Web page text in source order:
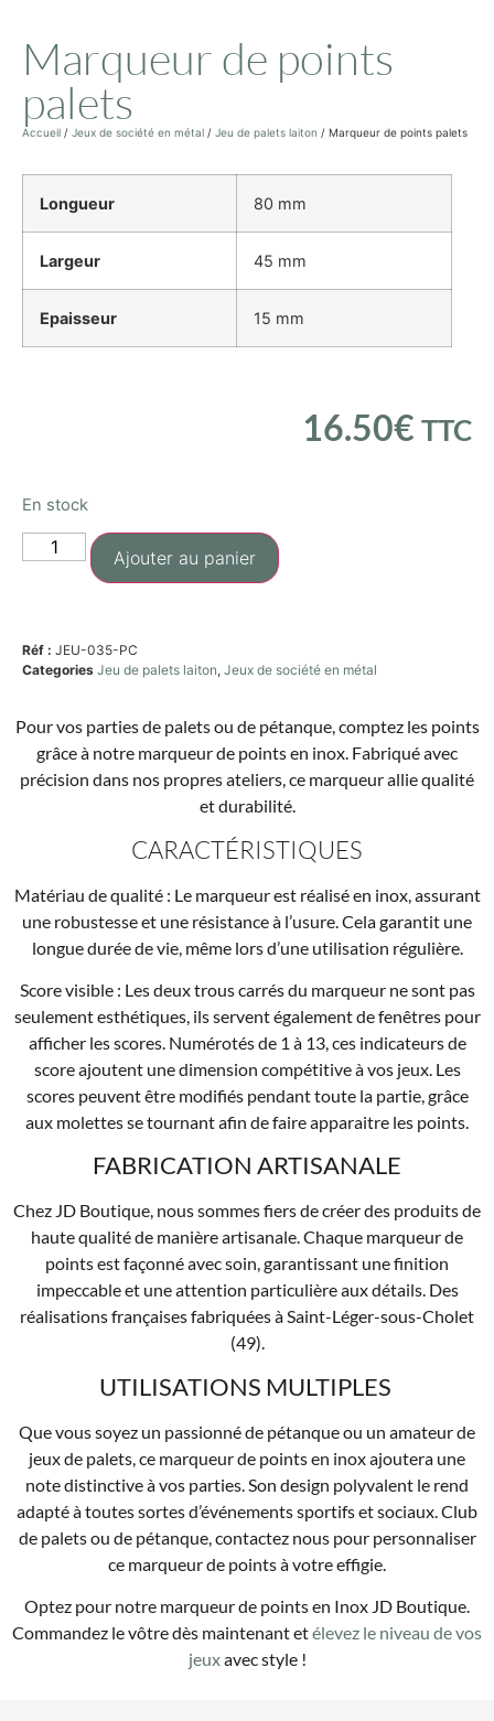
Marqueur de points
palets
Accueil / Jeux de société en métal / Jeu de palets laiton / Marqueur de points palets
Longueur 80 mm
Largeur 45 mm
Epaisseur 15 mm
16.50€ TTC
En stock
Ajouter au panier
Réf : JEU-035-PC
Categories Jeu de palets laiton, Jeux de société en métal
Pour vos parties de palets ou de pétanque, comptez les points
grâce à notre marqueur de points en inox. Fabriqué avec
précision dans nos propres ateliers, ce marqueur allie qualité
et durabilité.
CARACTÉRISTIQUES
Matériau de qualité : Le marqueur est réalisé en inox, assurant
une robustesse et une résistance à l’usure. Cela garantit une
longue durée de vie, même lors d’une utilisation régulière.
Score visible : Les deux trous carrés du marqueur ne sont pas
seulement esthétiques, ils servent également de fenêtres pour
afficher les scores. Numérotés de 1 à 13, ces indicateurs de
score ajoutent une dimension compétitive à vos jeux. Les
scores peuvent être modifiés pendant toute la partie, grâce
aux molettes se tournant afin de faire apparaitre les points.
FABRICATION ARTISANALE
Chez JD Boutique, nous sommes fiers de créer des produits de
haute qualité de manière artisanale. Chaque marqueur de
points est façonné avec soin, garantissant une finition
impeccable et une attention particulière aux détails. Des
réalisations françaises fabriquées à Saint-Léger-sous-Cholet
(49).
UTILISATIONS MULTIPLES
Que vous soyez un passionné de pétanque ou un amateur de
jeux de palets, ce marqueur de points en inox ajoutera une
note distinctive à vos parties. Son design polyvalent le rend
adapté à toutes sortes d’événements sportifs et sociaux. Club
de palets ou de pétanque, contactez nous pour personnaliser
ce marqueur de points à votre effigie.
Optez pour notre marqueur de points en Inox JD Boutique.
Commandez le vôtre dès maintenant etélevez le niveau de vos
jeuxavec style !